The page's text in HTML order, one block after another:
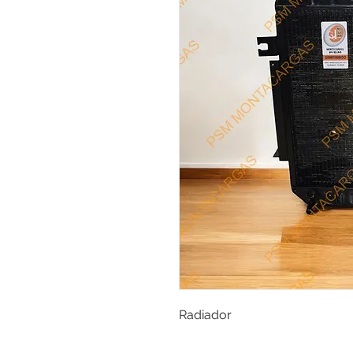
Radiador